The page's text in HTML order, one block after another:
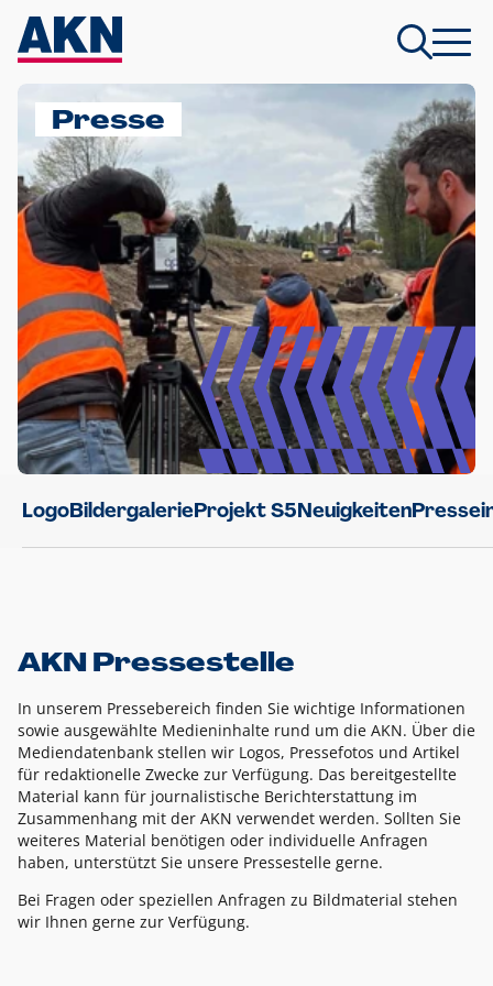
Presse
LogoBildergalerieProjekt S5Neuigkeiten
AKN Pressestelle
In unserem Pressebereich finden Sie wichtige Informationen
sowie ausgewählte Medieninhalte rund um die AKN. Über die
Mediendatenbank stellen wir Logos, Pressefotos und Artikel
für redaktionelle Zwecke zur Verfügung. Das bereitgestellte
Material kann für journalistische Berichterstattung im
Zusammenhang mit der AKN verwendet werden. Sollten Sie
weiteres Material benötigen oder individuelle Anfragen
haben, unterstützt Sie unsere Pressestelle gerne.
Bei Fragen oder speziellen Anfragen zu Bildmaterial stehen
wir Ihnen gerne zur Verfügung.